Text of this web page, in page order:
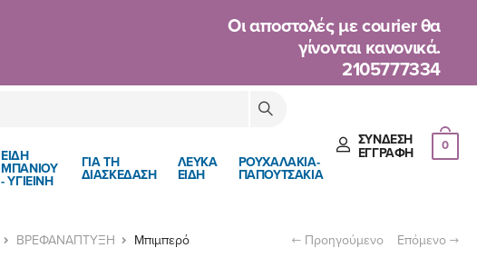
Oι αποστολές με courier θα
γίνονται κανονικά.
2105777334
ΕΙΔΗ
ΜΠΑΝΙΟΥ
- ΥΓΙΕΙΝΗ
ΓΙΑ ΤΗ
ΔΙΑΣΚΕΔΑΣΗ
ΛΕΥΚΑ
ΕΙΔΗ
ΡΟΥΧΑΛΑΚΙΑ-
ΠΑΠΟΥΤΣΑΚΙΑ
ΣΎΝΔΕΣΗ
ΈΓΓΡΑΦΉ
0
ΒΡΕΦΑΝΑΠΤΥΞΗ Μπιμπερό Προηγούμενο Επόμενο